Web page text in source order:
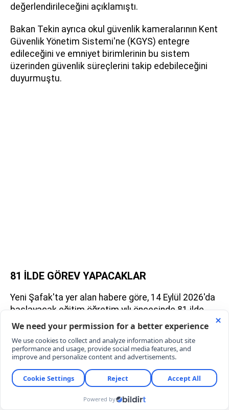
değerlendirileceğini açıklamıştı.
Bakan Tekin ayrıca okul güvenlik kameralarının Kent
Güvenlik Yönetim Sistemi'ne (KGYS) entegre
edileceğini ve emniyet birimlerinin bu sistem
üzerinden güvenlik süreçlerini takip edebileceğini
duyurmuştu.
81 İLDE GÖREV YAPACAKLAR
Yeni Şafak'ta yer alan habere göre, 14 Eylül 2026'da
başlayacak eğitim öğretim yılı öncesinde 81 ilde
görevlendirilmek üzere 30 bin güvenlik personeli
istihdam edilecek.
Çalışma ve Sosyal Güvenlik Bakanlığı, İçişleri
Bakanlığı ile Milli Eğitim Bakanlığı arasında
imzalanan protokol kapsamında yürütülecek
alımlarda başvurular İŞKUR aracılığıyla yapılacak.
Dağılım okulun ihtiyacına göre yapılacak